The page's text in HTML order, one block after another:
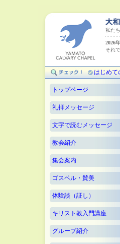
私た
2026
それ
はじめて
トップページ
礼拝メッセージ
文字で読むメッセージ
教会紹介
集会案内
ゴスペル・賛美
体験談（証し）
キリスト教入門講座
グループ紹介